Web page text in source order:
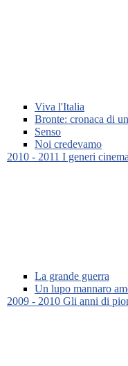
Viva l'Italia
Bronte: cronaca di
Senso
Noi credevamo
2010 - 2011 I generi
La grande guerra
Un lupo mannaro
2009 - 2010 Gli anni di